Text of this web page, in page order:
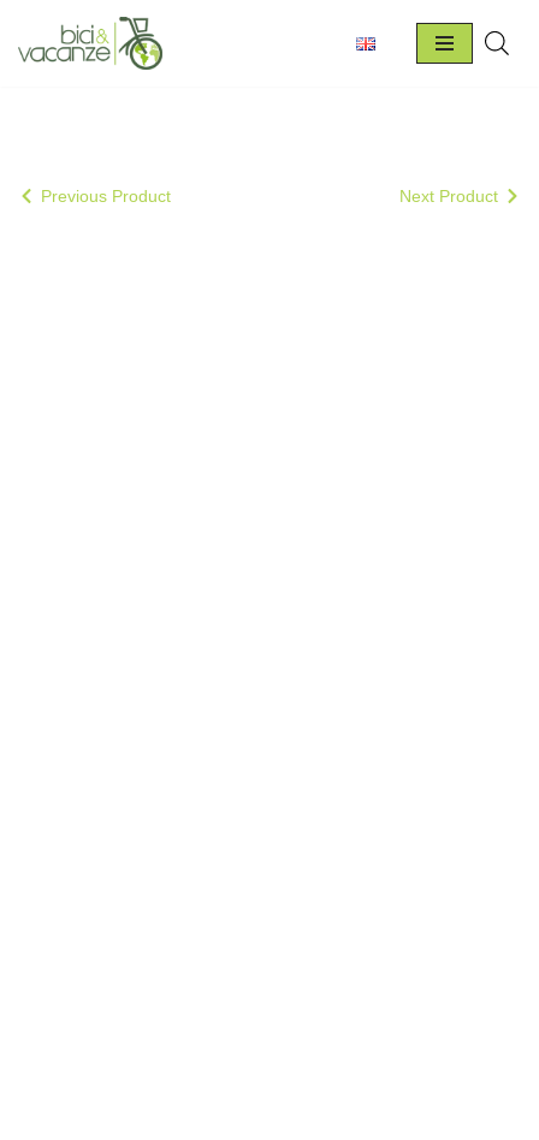
Vai
Previous Product Next Product